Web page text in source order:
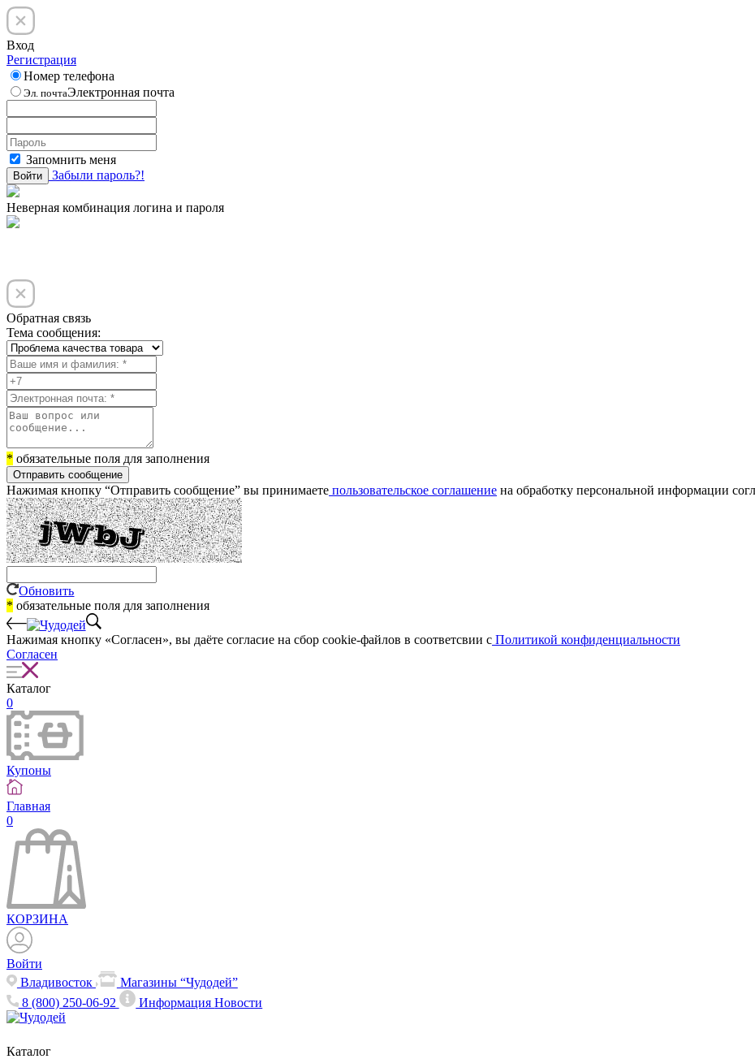
Вход
Регистрация
Номер телефона
Эл. почтаЭлектронная почта
Запомнить меня
Войти Забыли пароль?!
Неверная комбинация логина и пароля
Обратная связь
Тема сообщения:
* обязательные поля для заполнения
Отправить сообщение
Нажимая кнопку “Отправить сообщение” вы принимаете пользовательское соглашение на обработку персональной информации
Обновить
* обязательные поля для заполнения
Нажимая кнопку «Согласен», вы даёте cогласие на сбор cookie-файлов в соответсвии с Политикой конфиденциальности
Согласен
Каталог
0
Купоны
Главная
0
КОРЗИНА
Войти
Владивосток
Магазины “Чудодей”
8 (800) 250-06-92
ИнформацияНовости
Каталог